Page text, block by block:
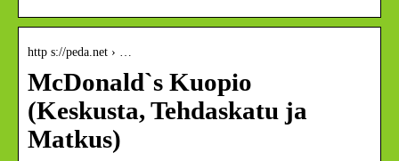
http s://peda.net › …
McDonald`s Kuopio
(Keskusta, Tehdaskatu ja
Matkus)